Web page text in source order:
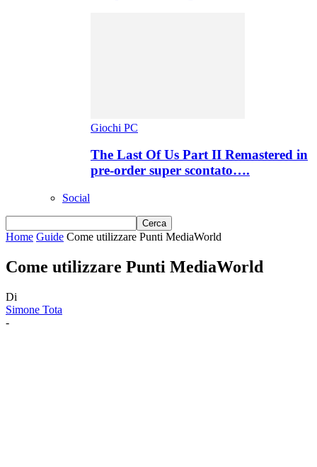
Giochi PC
The Last Of Us Part II Remastered in
pre-order super scontato….
Social
Home Guide Come utilizzare Punti MediaWorld
Come utilizzare Punti MediaWorld
Di
Simone Tota
-